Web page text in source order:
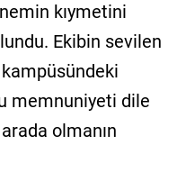
kıymetini
Ekibin sevilen
memnuniyeti dile
olmanın